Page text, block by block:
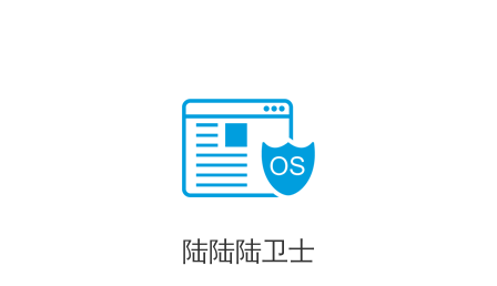
陆陆陆卫士